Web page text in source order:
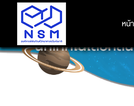
หน้
หน้
“นักเทคโนโลยีก